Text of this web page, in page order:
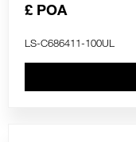
£ POA
LS-C686411-100UL